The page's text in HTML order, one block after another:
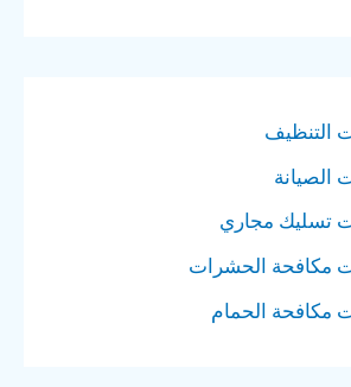
التنظيف
الصيانة
تسليك مجاري
مكافحة الحشرات
مكافحة الحمام